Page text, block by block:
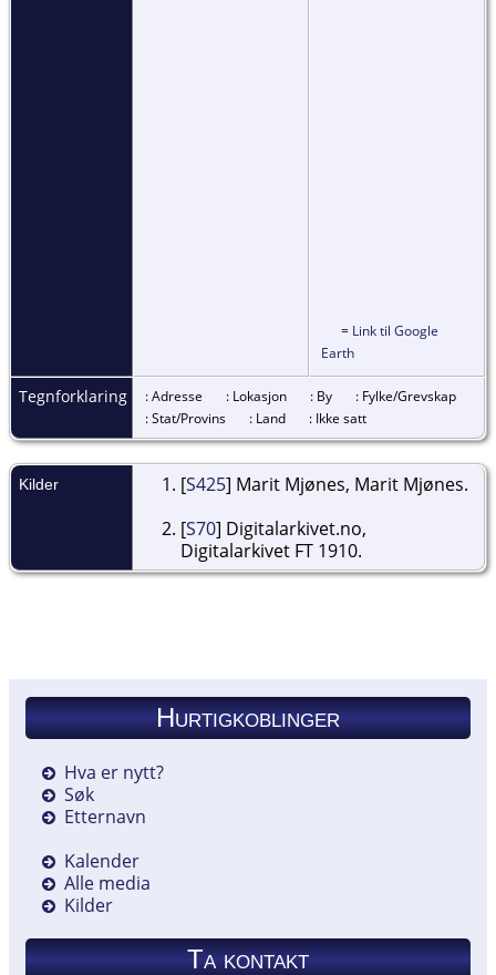
= Link til Google
Earth
Tegnforklaring : Adresse : Lokasjon : By
: Fylke/Grevskap
: Stat/Provins
: Land : Ikke satt
Kilder [S425] Marit Mjønes, Marit Mjønes.
[S70] Digitalarkivet.no,
Digitalarkivet FT 1910.
Hurtigkoblinger
Hva er nytt?
Søk
Etternavn
Kalender
Alle media
Kilder
Ta kontakt